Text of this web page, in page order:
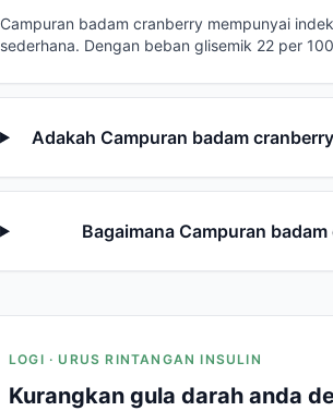
Campuran badam cranberry mempunyai
sederhana. Dengan beban glisemik 22 per
Adakah Campuran badam
Bagaimana Campuran
LOGI · URUS RINTANGAN INSULIN
Kurangkan gula darah anda